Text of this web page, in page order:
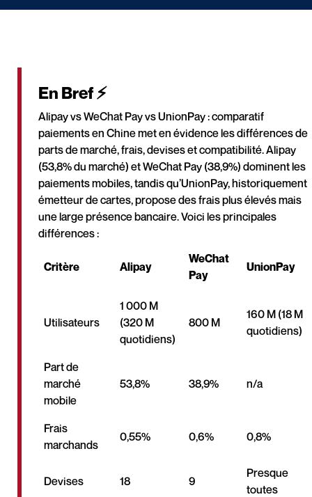
En Bref ⚡
Alipay vs WeChat Pay vs UnionPay : comparatif
paiements en Chine met en évidence les différences de
parts de marché, frais, devises et compatibilité. Alipay
(53,8% du marché) et WeChat Pay (38,9%) dominent les
paiements mobiles, tandis qu’UnionPay, historiquement
émetteur de cartes, propose des frais plus élevés mais
une large présence bancaire. Voici les principales
différences :
Critère Alipay
WeChat
Pay
UnionPay
Utilisateurs
1 000 M
(320 M
quotidiens)
800 M
160 M (18 M
quotidiens)
Part de
marché
mobile
53,8% 38,9% n/a
Frais
marchands
0,55% 0,6% 0,8%
Devises 18 9
Presque
toutes